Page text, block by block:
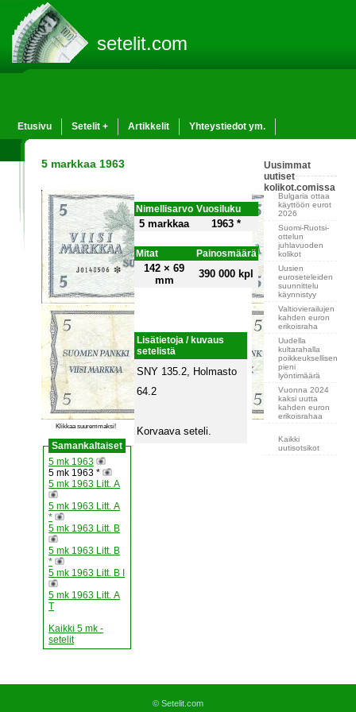
setelit.com
Etusivu Setelit + Artikkelit Yhteystiedot ym.
5 markkaa 1963
Klikkaa suuremmaksi!
Samankaltaiset
5 mk 1963
5 mk 1963 *
5 mk 1963 Litt. A
5 mk 1963 Litt. A
*
5 mk 1963 Litt. B
5 mk 1963 Litt. B
*
5 mk 1963 Litt. B I
5 mk 1963 Litt. A
T
Kaikki 5 mk -
setelit
Nimellisarvo Vuosiluku
5 markkaa 1963 *
Mitat Painosmäärä
142 × 69
mm
390 000 kpl
Lisätietoja / kuvaus
setelistä
SNY 135.2, Holmasto
64.2
Korvaava seteli.
Uusimmat
uutiset
kolikot.comissa
Bulgaria ottaa
käyttöön eurot
2026
Suomi-Ruotsi-
ottelun
juhlavuoden
kolikot
Uusien
euroseteleiden
suunnittelu
käynnistyy
Valtiovierailujen
kahden euron
erikoisraha
Uudella
kultarahalla
poikkeuksellisen
pieni
lyöntimäärä
Vuonna 2024
kaksi uutta
kahden euron
erikoisrahaa
Kaikki
uutisotsikot
© Setelit.com